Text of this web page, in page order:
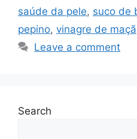
saúde da pele, suco de
pepino, vinagre de maçã
Leave a comment
Search